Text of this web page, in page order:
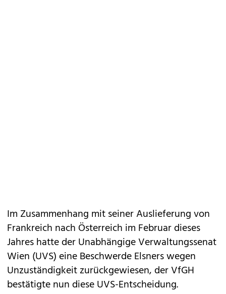
Im Zusammenhang mit seiner Auslieferung von
Frankreich nach Österreich im Februar dieses
Jahres hatte der Unabhängige Verwaltungssenat
Wien (UVS) eine Beschwerde Elsners wegen
Unzuständigkeit zurückgewiesen, der VfGH
bestätigte nun diese UVS-Entscheidung.